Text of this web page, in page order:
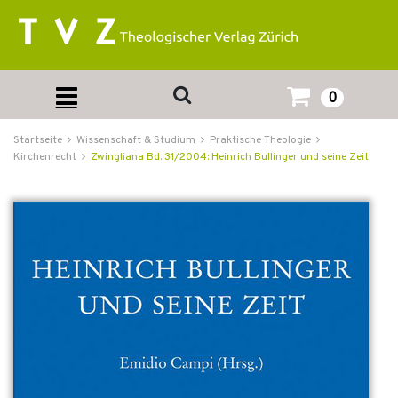
0
Startseite Wissenschaft & Studium
Praktische Theologie
Kirchenrecht
Zwingliana Bd. 31/2004: Heinrich Bullinger und seine Zeit